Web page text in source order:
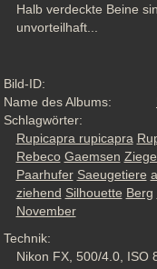
Halb verdeckte Beine
unvorteilhaft...
Bild-ID:
Name des Albums:
Schlagwörter:
Rupicapra rupicapra
Rebeco Gaemsen
Paarhufer Saeugetiere
ziehend Silhouette Berg
November
Technik:
Nikon FX, 500/4.0, ISO